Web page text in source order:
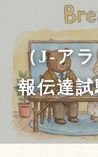
（J-ア
報伝達